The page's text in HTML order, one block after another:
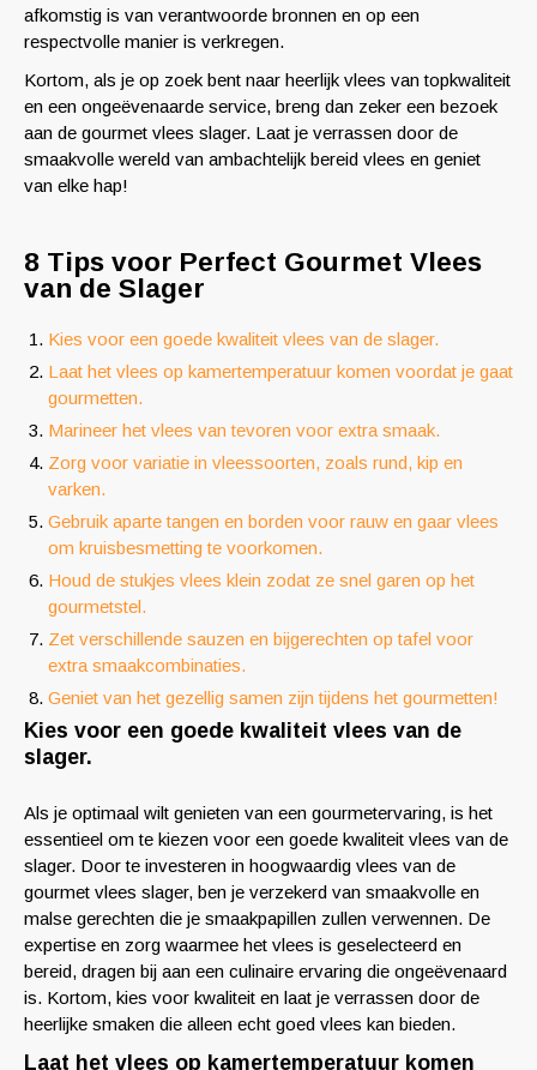
afkomstig is van verantwoorde bronnen en op een
respectvolle manier is verkregen.
Kortom, als je op zoek bent naar heerlijk vlees van topkwaliteit
en een ongeëvenaarde service, breng dan zeker een bezoek
aan de gourmet vlees slager. Laat je verrassen door de
smaakvolle wereld van ambachtelijk bereid vlees en geniet
van elke hap!
8 Tips voor Perfect Gourmet Vlees
van de Slager
Kies voor een goede kwaliteit vlees van de slager.
Laat het vlees op kamertemperatuur komen voordat je gaat
gourmetten.
Marineer het vlees van tevoren voor extra smaak.
Zorg voor variatie in vleessoorten, zoals rund, kip en
varken.
Gebruik aparte tangen en borden voor rauw en gaar vlees
om kruisbesmetting te voorkomen.
Houd de stukjes vlees klein zodat ze snel garen op het
gourmetstel.
Zet verschillende sauzen en bijgerechten op tafel voor
extra smaakcombinaties.
Geniet van het gezellig samen zijn tijdens het gourmetten!
Kies voor een goede kwaliteit vlees van de
slager.
Als je optimaal wilt genieten van een gourmetervaring, is het
essentieel om te kiezen voor een goede kwaliteit vlees van de
slager. Door te investeren in hoogwaardig vlees van de
gourmet vlees slager, ben je verzekerd van smaakvolle en
malse gerechten die je smaakpapillen zullen verwennen. De
expertise en zorg waarmee het vlees is geselecteerd en
bereid, dragen bij aan een culinaire ervaring die ongeëvenaard
is. Kortom, kies voor kwaliteit en laat je verrassen door de
heerlijke smaken die alleen echt goed vlees kan bieden.
Laat het vlees op kamertemperatuur komen